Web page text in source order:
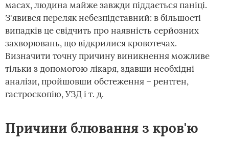
масах, людина майже завжди піддається паніці.
З'явився переляк небезпідставний: в більшості
випадків це свідчить про наявність серйозних
захворювань, що відкрилися кровотечах.
Визначити точну причину виникнення можливе
тільки з допомогою лікаря, здавши необхідні
аналізи, пройшовши обстеження – рентген,
гастроскопію, УЗД і т. д.
Причини блювання з кров'ю